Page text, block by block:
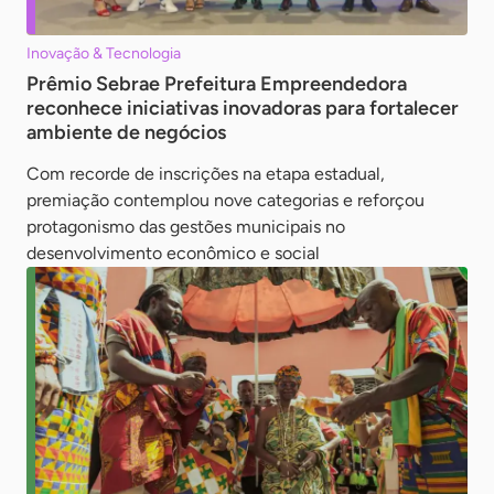
Inovação & Tecnologia
Prêmio Sebrae Prefeitura Empreendedora
reconhece iniciativas inovadoras para fortalecer
ambiente de negócios
Com recorde de inscrições na etapa estadual,
premiação contemplou nove categorias e reforçou
protagonismo das gestões municipais no
desenvolvimento econômico e social